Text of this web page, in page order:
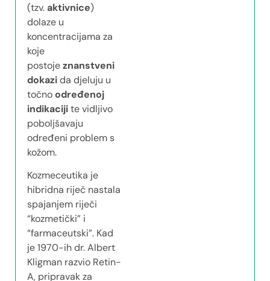
(tzv.aktivnice)
dolaze u
koncentracijama za
koje
postojeznanstveni
dokazida djeluju u
točnoodređenoj
indikacijite vidljivo
poboljšavaju
određeni problem s
kožom.
Kozmeceutika je
hibridna riječ nastala
spajanjem riječi
“kozmetički” i
“farmaceutski”. Kad
je 1970-ih dr. Albert
Kligman razvio Retin-
A, pripravak za